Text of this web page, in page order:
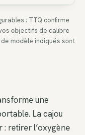
; TTQ confirme
objectifs de calibre
modèle indiqués sont
une
La cajou
: retirer l’oxygène